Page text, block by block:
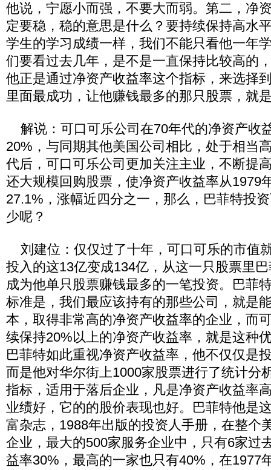
他说，宁愿小而强，不要大而弱。第二，净
定要稳，稳的意思是什么？要持续保持高水
学生的学习成绩一样，我们不能只看他一年
们要看过去几年，是不是一直保持比较高的
他正是通过净资产收益率这个指标，来选择
里面最成功，让他赚钱最多的那只股票，就
解说：可口可乐公司在70年代的净资产收
20%，与同期其他美国公司相比，处于相当
代后，可口可乐公司更加关注主业，不断提
还大规模回购股票，使净资产收益率从1979
27.1%，涨幅近四分之一，那么，巴菲特投
少呢？
刘建位：仅仅过了十年，可口可乐的市值
投入的这13亿变成134亿，从这一只股票里
成为他单只股票赚钱最多的一笔投资。巴菲
标准是，我们最应该持有的那些公司，就是
本，取得非常高的净资产收益率的企业，而
续保持20%以上的净资产收益率，就是这种
巴菲特如此重视净资产收益率，他不仅仅是
而是他对华尔街上1000家股票进行了统计分
指标，适用于落后企业，凡是净资产收益率
业绩好，它的的股价表现也好。巴菲特他是
富杂志，1988年出版的投资人手册，在整个
企业，最大的500家服务企业中，只有6家过
益率30%，最高的一家也只有40%，在1977